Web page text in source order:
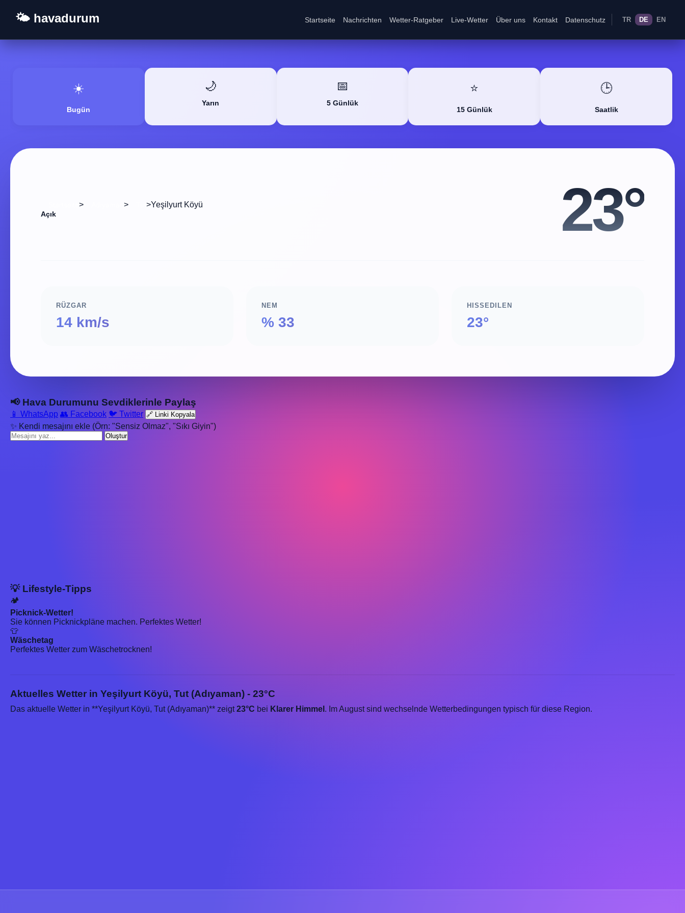
🌤️ havadurum Startseite Nachrichten Wetter-Ratgeber Live-Wetter Über uns Kontakt Datenschutz TR DE EN
☀️
Bugün
🌙
Yarın
📅
5 Günlük
⭐
15 Günlük
🕒
Saatlik
> > >Yeşilyurt Köyü
Açık 23°
RÜZGAR
14 km/s
NEM
% 33
HISSEDILEN
23°
📢 Hava Durumunu Sevdiklerinle Paylaş
📱 WhatsApp 👥 Facebook 🐦 Twitter 🔗 Linki Kopyala
✨ Kendi mesajını ekle (Örn: "Sensiz Olmaz", "Sıkı Giyin")
Oluştur
💡 Lifestyle-Tipps
🏕️
Picknick-Wetter!
Sie können Picknickpläne machen. Perfektes Wetter!
👕
Wäschetag
Perfektes Wetter zum Wäschetrocknen!
Aktuelles Wetter in Yeşilyurt Köyü, Tut (Adıyaman) - 23°C
Das aktuelle Wetter in **Yeşilyurt Köyü, Tut (Adıyaman)** zeigt23°C bei Klarer Himmel . Im August sind wechselnde Wetterbedingungen typisch für diese Region.